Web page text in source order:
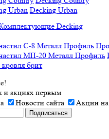
Decking Urban
Decking
брит
и акциях первым
Новости сайта Акции на